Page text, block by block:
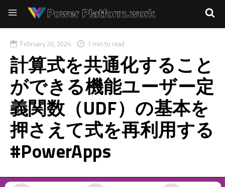
February 26, 2024 1 min to read
計算式を共通化すること
ができる機能ユーザー定
義関数（UDF）の基本を
押さえて式を再利用する
#PowerApps